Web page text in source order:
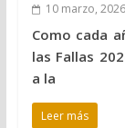
10 marzo, 2026
Como cada
las Fallas
a la
Leer más